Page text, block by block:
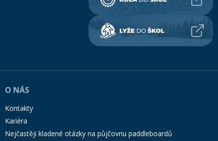
O NÁS
Kontakty
Kariéra
Nejčastěji kladené otázky na půjčovnu paddleboardů